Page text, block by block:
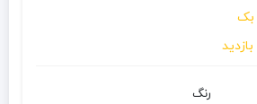
بک
رنگ